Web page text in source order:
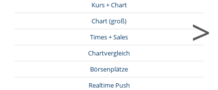
Kurs + Chart
Chart (groß)
Times + Sales
Chartvergleich
Börsenplätze
Realtime Push
>